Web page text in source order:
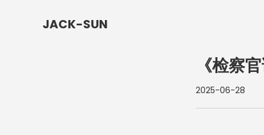
JACK-SUN
《检察
2025-06-28